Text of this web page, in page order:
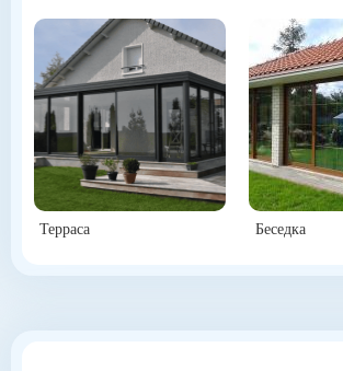
Терраса Беседка